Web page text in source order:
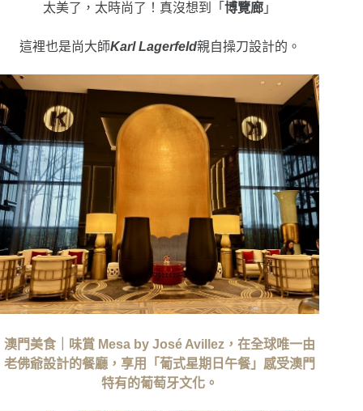
太美了，太時尚了！真沒想到「博覽廊 」
這裡也是尚大師Karl Lagerfeld親自操刀設計的。
澳門美食｜味賞 Mesa by José Avillez，在全球唯一由
老佛爺設計的餐廳，享用「葡式星期日午餐」感受澳門
特有的葡萄牙文化。